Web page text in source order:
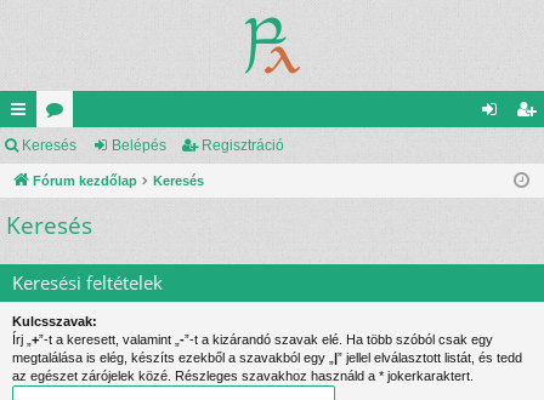
yo
rs
lin
k
ór
u
m
is
Keresés Belépés Regisztráció
Fórum kezdőlap Keresés
Keresés
Keresési feltételek
Kulcsszavak:
Írj „ +”-t a keresett, valamint „ -”-t a kizárandó szavak elé. Ha több szóból csak egy
megtalálása is elég, készíts ezekből a szavakból egy „ |” jellel elválasztott listát, és tedd
az egészet zárójelek közé. Részleges szavakhoz használd a * jokerkaraktert.